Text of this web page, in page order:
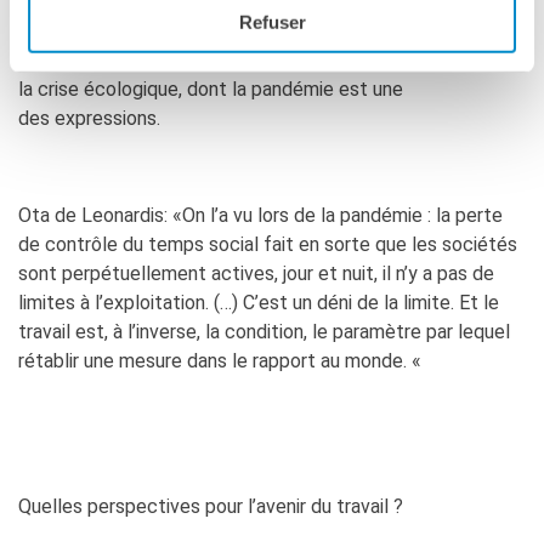
Refuser
pouvoirs décisionnels. Ce concept peut donc être un piège,
mais son potentiel positif peut nous aider à nous préparer à
la crise écologique, dont la pandémie est une
des expressions.
Ota de Leonardis: «On l’a vu lors de la pandémie : la perte
de contrôle du temps social fait en sorte que les sociétés
sont perpétuellement actives, jour et nuit, il n’y a pas de
limites à l’exploitation. (…) C’est un déni de la limite. Et le
travail est, à l’inverse, la condition, le paramètre par lequel
rétablir une mesure dans le rapport au monde. «
Quelles perspectives pour l’avenir du travail ?